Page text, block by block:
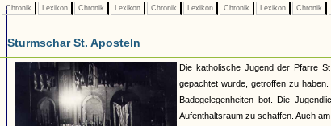
Chronik Lexikon Chronik Lexikon Chronik Lexikon Chronik Lexikon Chronik
Sturmschar St. Aposteln
Die katholische Jugend der Pfarre
gepachtet wurde, getroffen zu
Badegelegenheiten bot. Die
Aufenthaltsraum zu schaffen. Auch